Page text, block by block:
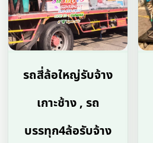
รถสี่ล้อใหญ่รับจ้าง
เกาะช้าง , รถ
บรรทุก4ล้อรับจ้าง